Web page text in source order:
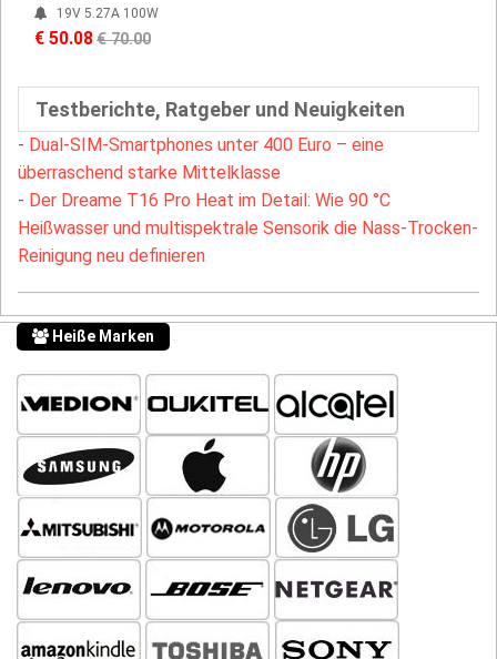
19V 5.27A 100W
€ 50.08€ 70.00
Testberichte, Ratgeber und Neuigkeiten
- Dual-SIM-Smartphones unter 400 Euro – eine
überraschend starke Mittelklasse
- Der Dreame T16 Pro Heat im Detail: Wie 90 °C
Heißwasser und multispektrale Sensorik die Nass-Trocken-
Reinigung neu definieren
Heiße Marken